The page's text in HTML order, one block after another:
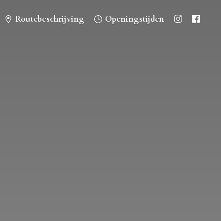
Routebeschrijving Openingstijden